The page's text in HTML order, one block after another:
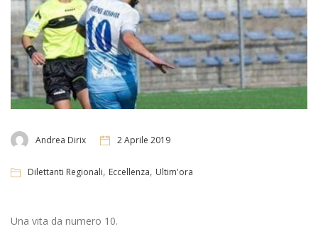
Andrea Dirix 2 Aprile 2019
Dilettanti Regionali, Eccellenza, Ultim'ora
Una vita da numero 10.